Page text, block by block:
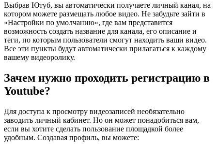
Выбрав Ютуб, вы автоматически получаете личный канал, на
котором можете размещать любое видео. Не забудьте зайти в
«Настройки по умолчанию», где вам представится
возможность создать название для канала, его описание и
теги, по которым пользователи смогут находить ваши видео.
Все эти пункты будут автоматически прилагаться к каждому
вашему видеоролику.
Зачем нужно проходить регистрацию в
Youtube?
Для доступа к просмотру видеозаписей необязательно
заводить личный кабинет. Но он может понадобиться вам,
если вы хотите сделать пользование площадкой более
удобным. Создавая профиль, вы можете: